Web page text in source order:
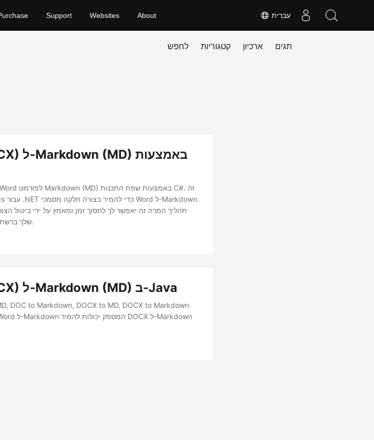
עִברִית Support Websites About
לחפש קטגוריות ארכיון תגים
תהליך המרה זה יאפשר לך לחסוך זמן ומאמץ על ידי ביטול
ביעילות את מסמכי Word שלך ברשת בפורמט נקי ומקצועי.
המר את Word (DOC/DOCX) ל-Markdown (MD) ב-Java
DOC to Markdown, DOCX to MD, DOCX to Markdown